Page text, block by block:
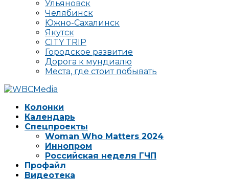
Ульяновск
Челябинск
Южно-Сахалинск
Якутск
CITY TRIP
Городское развитие
Дорога к мундиалю
Места, где стоит побывать
Колонки
Календарь
Спецпроекты
Woman Who Matters 2024
Иннопром
Российская неделя ГЧП
Профайл
Видеотека